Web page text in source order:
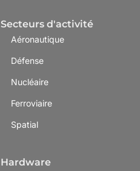
Secteurs d'activité
Aéronautique
Défense
Nucléaire
Ferroviaire
Spatial
Hardware